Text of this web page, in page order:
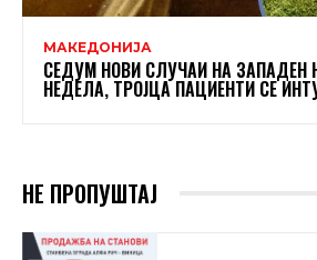
МАКЕДОНИЈА
СЕДУМ НОВИ СЛУЧАИ НА ЗАПАДЕН
НЕДЕЛА, ТРОЈЦА ПАЦИЕНТИ СЕ
НЕ ПРОПУШТАЈ